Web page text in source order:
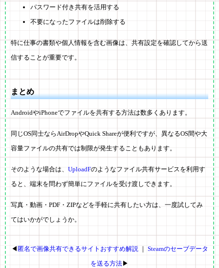
パスワード付き共有を活用する
不要になったファイルは削除する
特に仕事の書類や個人情報を含む画像は、共有設定を確認してから送
信することが重要です。
まとめ
AndroidやiPhoneでファイルを共有する方法は数多くあります。
同じOS同士ならAirDropやQuick Shareが便利ですが、異なるOS間や大
容量ファイルの共有では制限が発生することもあります。
そのような場合は、 UploadFのようなファイル共有サービスを利用す
ると、端末を問わず簡単にファイルを受け渡しできます。
写真・動画・PDF・ZIPなどを手軽に共有したい方は、一度試してみ
てはいかがでしょうか。
◀ 匿名で画像共有できるサイトおすすめ解説｜ Steamのセーブデータ
を送る方法▶